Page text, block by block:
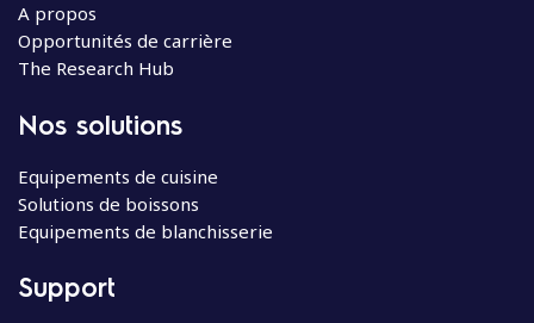
A propos
Opportunités de carrière
The Research Hub
Nos solutions
Equipements de cuisine
Solutions de boissons
Equipements de blanchisserie
Support